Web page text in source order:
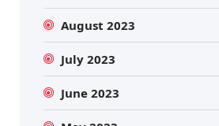
August 2023
July 2023
June 2023